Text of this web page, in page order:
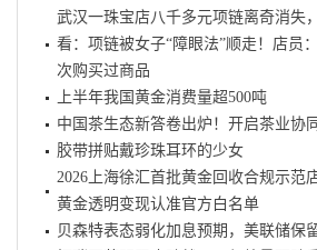
武汉一珠宝店八千多元项链离奇消失
看：项链被女子“障眼法”顺走！店员
次购买过商品
上半年我国黄金消费量超500吨
中国茶生态新答卷出炉！开启茶业协
胶带拼贴戴珍珠耳环的少女
2026上海徐汇首批黄金回收合规示范
黄金透明变现认准官方白名单
贝森特表态弱化加息预期，美联储保